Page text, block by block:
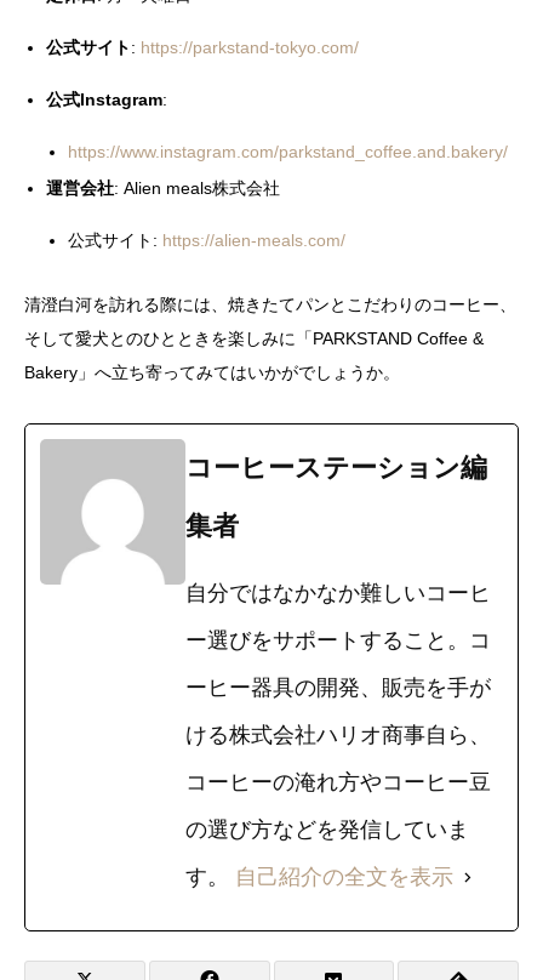
公式サイト: https://parkstand-tokyo.com/
公式Instagram:
https://www.instagram.com/parkstand_coffee.and.bakery/
運営会社: Alien meals株式会社
公式サイト: https://alien-meals.com/
清澄白河を訪れる際には、焼きたてパンとこだわりのコーヒー、
そして愛犬とのひとときを楽しみに「PARKSTAND Coffee &
Bakery」へ立ち寄ってみてはいかがでしょうか。
コーヒーステーション編
集者
自分ではなかなか難しいコーヒ
ー選びをサポートすること。コ
ーヒー器具の開発、販売を手が
ける株式会社ハリオ商事自ら、
コーヒーの淹れ方やコーヒー豆
の選び方などを発信していま
す。 自己紹介の全文を表示